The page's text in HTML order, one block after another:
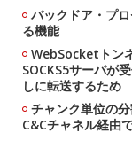
バックドア・プ
る機能
WebSocketトン
SOCKS5サーバが
しに転送するため
チャンク単位の
C&Cチャネル経由